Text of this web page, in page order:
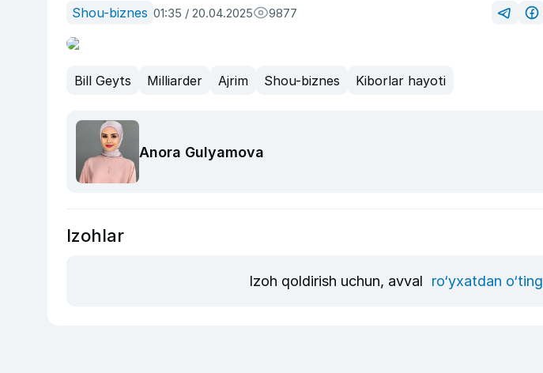
Shou-biznes 01:35 / 20.04.2025 9877
Bill Geyts Milliarder Ajrim Shou-biznes Kiborlar hayoti
Anora Gulyamova
Izohlar
Izoh qoldirish uchun, avval ro‘yxatdan o‘ting